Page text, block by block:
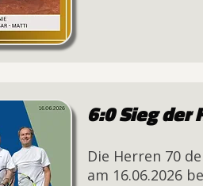
6:0 Sieg der
Die Herren 70
am 16.06.2026